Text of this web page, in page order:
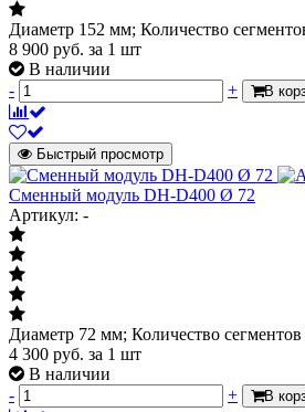
Диаметр 152 мм; Количество
8 900 руб. за 1 шт
В наличии
-
+ В
Быстрый просмотр
Сменный модуль DH-D400 Ø 72
Артикул: -
Диаметр 72 мм; Количество
4 300 руб. за 1 шт
В наличии
-
+ В